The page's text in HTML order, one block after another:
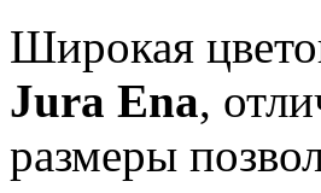
Широкая
Jura Ena,
размеры